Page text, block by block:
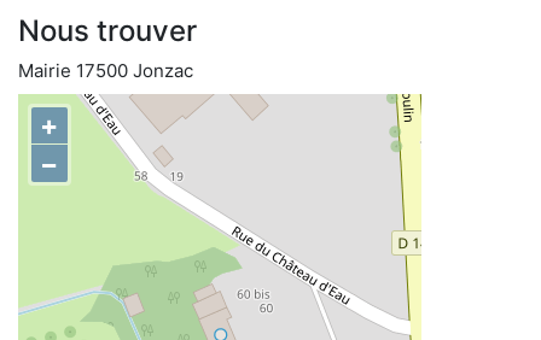
Nous trouver
Mairie 17500 Jonzac
+
−